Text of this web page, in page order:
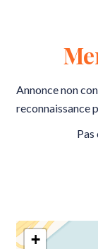
Annonce non
reconnaissance
+